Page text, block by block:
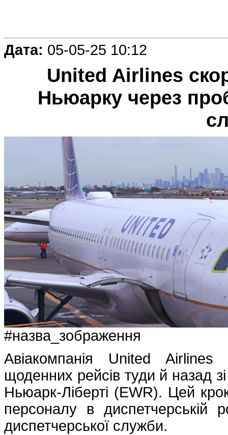
Дата: 05-05-25 10:12
United Airlines
Ньюарку через
#назва_зображення
Авіакомпанія United
щоденних рейсів туди й назад
Ньюарк-Ліберті (EWR). Цей
персоналу в диспетчерській
диспетчерської служби.